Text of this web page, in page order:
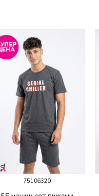
75106320